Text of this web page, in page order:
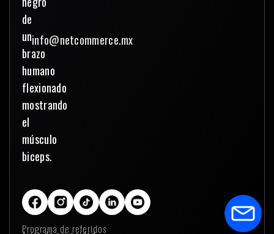
info@netcommerce.mx
Programa de referidos